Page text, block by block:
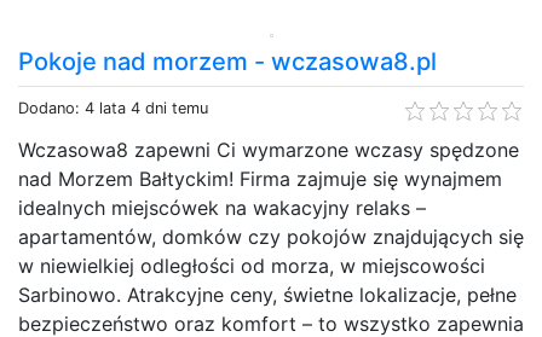
Pokoje nad morzem - wczasowa8.pl
Dodano: 4 lata 4 dni temu
Wczasowa8 zapewni Ci wymarzone wczasy spędzone
nad Morzem Bałtyckim! Firma zajmuje się wynajmem
idealnych miejscówek na wakacyjny relaks –
apartamentów, domków czy pokojów znajdujących się
w niewielkiej odległości od morza, w miejscowości
Sarbinowo. Atrakcyjne ceny, świetne lokalizacje, pełne
bezpieczeństwo oraz komfort – to wszystko zapewnia